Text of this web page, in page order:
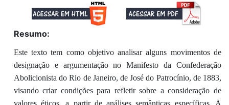
Resumo:
Este texto tem como objetivo analisar alguns movimentos de
designação e argumentação no Manifesto da Confederação
Abolicionista do Rio de Janeiro, de José do Patrocínio, de 1883,
visando criar condições para refletir sobre a consideração de